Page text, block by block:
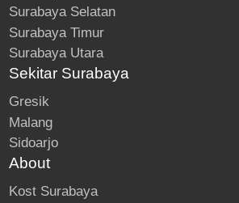
Surabaya Selatan
Surabaya Timur
Surabaya Utara
Sekitar Surabaya
Gresik
Malang
Sidoarjo
About
Kost Surabaya